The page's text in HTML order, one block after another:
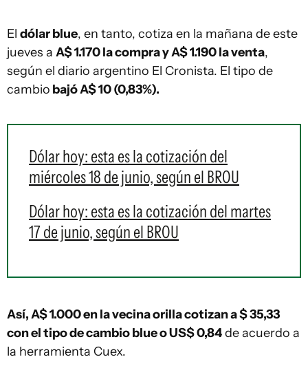
El dólar blue, en tanto, cotiza en la mañana de este
jueves a A$ 1.170 la compra y A$ 1.190 la venta,
según el diario argentino El Cronista. El tipo de
cambio bajó A$ 10 (0,83%).
Dólar hoy: esta es la cotización del
miércoles 18 de junio, según el BROU
Dólar hoy: esta es la cotización del martes
17 de junio, según el BROU
Así, A$ 1.000 en la vecina orilla cotizan a $ 35,33
con el tipo de cambio blue o US$ 0,84de acuerdo a
la herramienta Cuex.